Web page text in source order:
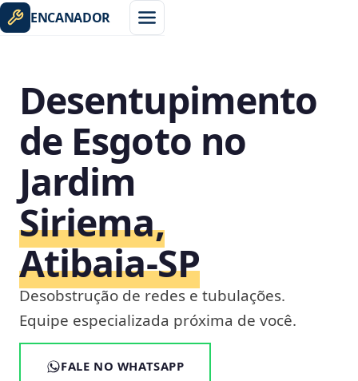
ENCANADOR
Desentupimento
de Esgoto no
Jardim
Siriema,
Atibaia‑SP
Desobstrução de redes e tubulações.
Equipe especializada próxima de você.
FALE NO WHATSAPP